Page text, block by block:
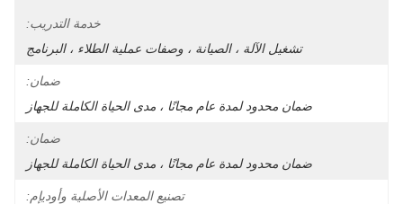
خدمة التدريب:
تشغيل الآلة ، الصيانة ، وصفات عملية الطلاء ، البرنامج
ضمان:
ضمان محدود لمدة عام مجانًا ، مدى الحياة الكاملة للجهاز
ضمان:
ضمان محدود لمدة عام مجانًا ، مدى الحياة الكاملة للجهاز
تصنيع المعدات الأصلية وأوديإم: